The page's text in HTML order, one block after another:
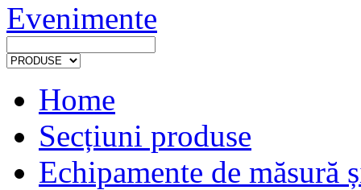
Evenimente
Home
Secțiuni produse
Echipamente de măsură